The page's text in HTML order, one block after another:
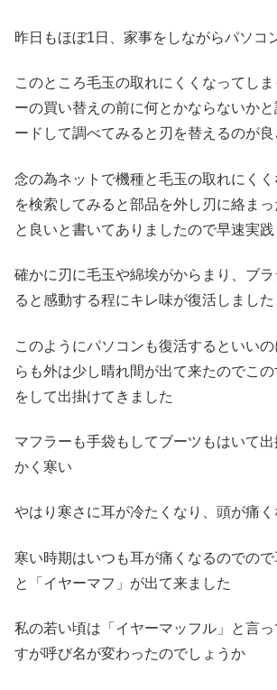
昨日もほぼ1日、家事をしながらパソコ
このところ毛玉の取れにくくなってし
ーの買い替えの前に何とかならないか
ードして調べてみると刃を替えるのが
念の為ネットで機種と毛玉の取れにく
を検索してみると部品を外し刃に絡まっ
と良いと書いてありましたので早速実践
確かに刃に毛玉や綿埃がからまり、ブ
ると感動する程にキレ味が復活しました
このようにパソコンも復活するといい
らも外は少し晴れ間が出て来たのでこ
をして出掛けてきました
マフラーも手袋もしてブーツもはいて
かく寒い
やはり寒さに耳が冷たくなり、頭が痛
寒い時期はいつも耳が痛くなるのでの
と「イヤーマフ」が出て来ました
私の若い頃は「イヤーマッフル」と言っ
すが呼び名が変わったのでしょうか